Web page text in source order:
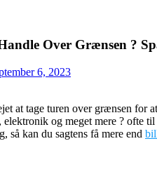
Over Grænsen ?
6, 2023
at tage turen over grænsen for
og meget mere ? ofte
så kan du sagtens få mere end